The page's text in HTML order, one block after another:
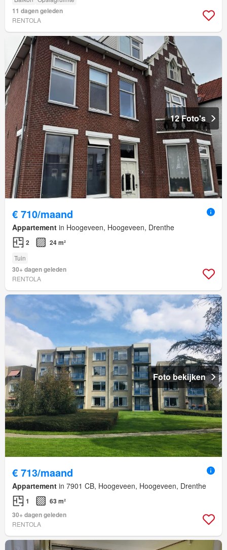
11 dagen geleden
RENTOLA
12 Foto's
€ 710/maand
Appartement in Hoogeveen, Hoogeveen, Drenthe
2 24 m²
Tuin
30+ dagen geleden
RENTOLA
Foto bekijken
€ 713/maand
Appartement in 7901 CB, Hoogeveen, Hoogeveen, Drenthe
1
63 m²
30+ dagen geleden
RENTOLA